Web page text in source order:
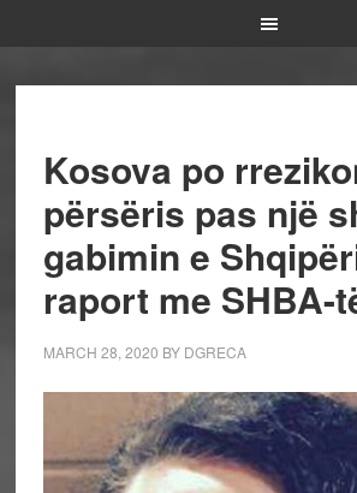
Kosova po
përsëris pas një
gabimin e
raport me SHBA-
MARCH 28, 2020 BY DGRECA